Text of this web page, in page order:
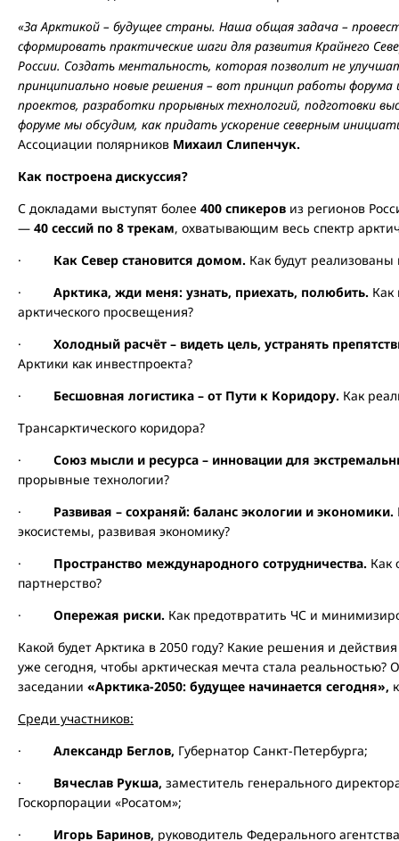
«За Арктикой – будущее страны. Наша общая задача –
сформировать практические шаги для развития Крайнего
России. Создать ментальность, которая позволит не
принципиально новые решения – вот принцип работы форума
проектов, разработки прорывных технологий, подготовки
форуме мы обсудим, как придать ускорение северным
Ассоциации полярников Михаил Слипенчук.
Как построена дискуссия?
С докладами выступят более 400 спикеров из регионов
— 40 сессий по 8 трекам, охватывающим весь спектр
· Как Север становится домом. Как будут
· Арктика, жди меня: узнать, приехать, полюбить. Как
арктического просвещения?
· Холодный расчёт – видеть цель, устранять
Арктики как инвестпроекта?
· Бесшовная логистика – от Пути к Коридору. Как
Трансарктического коридора?
· Союз мысли и ресурса – инновации для
прорывные технологии?
· Развивая – сохраняй: баланс экологии и экономики.
экосистемы, развивая экономику?
· Пространство международного сотрудничества. Как
партнерство?
· Опережая риски. Как предотвратить ЧС и
Какой будет Арктика в 2050 году? Какие решения и
уже сегодня, чтобы арктическая мечта стала
заседании «Арктика-2050: будущее начинается сегодня»,
Среди участников:
· Александр Беглов, Губернатор Санкт-Петербурга;
· Вячеслав Рукша, заместитель генерального
Госкорпорации «Росатом»;
· Игорь Баринов, руководитель Федерального